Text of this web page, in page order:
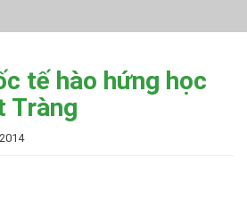
tế hào hứng học
Tràng